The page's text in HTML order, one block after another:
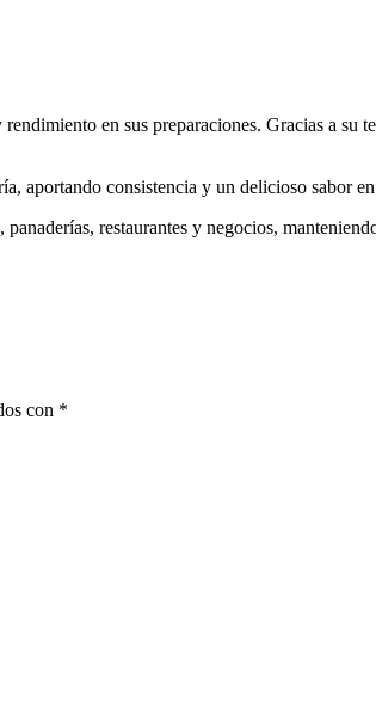
en sus preparaciones. Gracias a su
aportando consistencia y un delicioso sabor
restaurantes y negocios,
con *